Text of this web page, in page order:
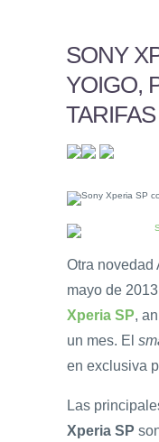
SONY
YOIGO,
TARIFAS
Otra novedad
mayo de
Xperia SP,
un mes. El
en exclusiva
Las
Xperia SP